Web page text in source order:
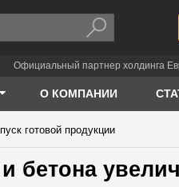
Официальный партнер холдинга
О КОМПАНИИ
готовой продукции
бетона